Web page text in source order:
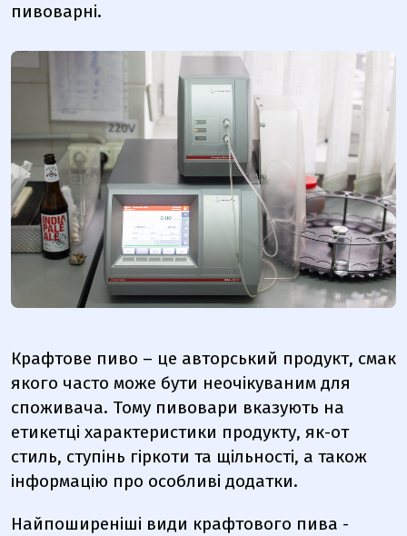
пивоварні.
Крафтове пиво – це авторський продукт, смак
якого часто може бути неочікуваним для
споживача. Тому пивовари вказують на
етикетці характеристики продукту, як-от
стиль, ступінь гіркоти та щільності, а також
інформацію про особливі додатки.
Найпоширеніші види крафтового пива -